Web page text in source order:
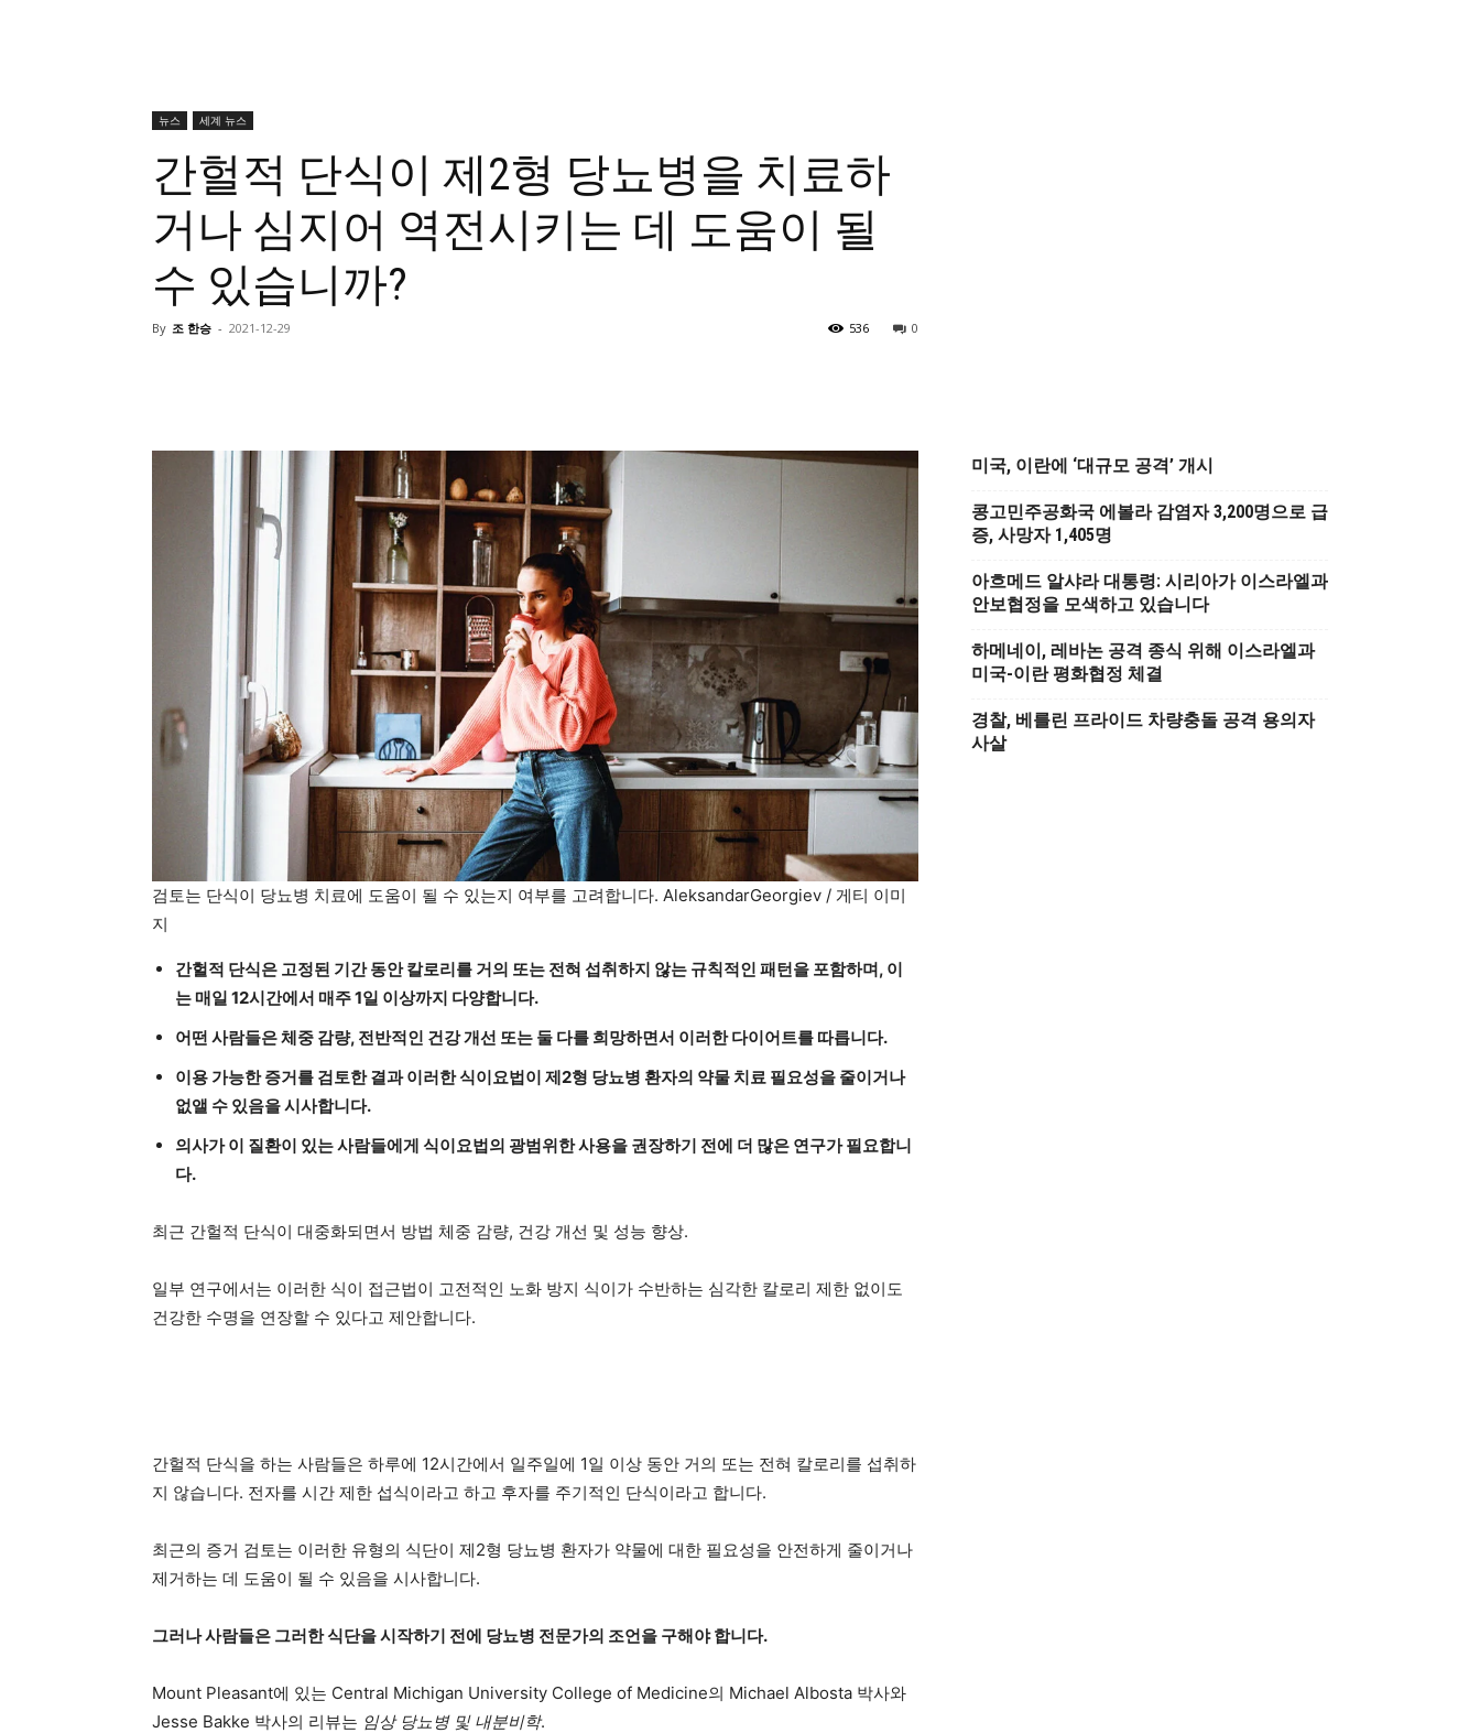
뉴스 세계 뉴스
간헐적 단식이 제2형 당뇨병을 치료하
거나 심지어 역전시키는 데 도움이 될
수 있습니까?
By 조 한승 - 2021-12-29 0
536
검토는 단식이 당뇨병 치료에 도움이 될 수 있는지 여부를 고려합니다. AleksandarGeorgiev / 게티 이미
지
간헐적 단식은 고정된 기간 동안 칼로리를 거의 또는 전혀 섭취하지 않는 규칙적인 패턴을 포함하며, 이
는 매일 12시간에서 매주 1일 이상까지 다양합니다.
어떤 사람들은 체중 감량, 전반적인 건강 개선 또는 둘 다를 희망하면서 이러한 다이어트를 따릅니다.
이용 가능한 증거를 검토한 결과 이러한 식이요법이 제2형 당뇨병 환자의 약물 치료 필요성을 줄이거나
없앨 수 있음을 시사합니다.
의사가 이 질환이 있는 사람들에게 식이요법의 광범위한 사용을 권장하기 전에 더 많은 연구가 필요합니
다.
최근 간헐적 단식이 대중화되면서 방법 체중 감량, 건강 개선 및 성능 향상.
일부 연구에서는 이러한 식이 접근법이 고전적인 노화 방지 식이가 수반하는 심각한 칼로리 제한 없이도
건강한 수명을 연장할 수 있다고 제안합니다.
간헐적 단식을 하는 사람들은 하루에 12시간에서 일주일에 1일 이상 동안 거의 또는 전혀 칼로리를 섭취하
지 않습니다. 전자를 시간 제한 섭식이라고 하고 후자를 주기적인 단식이라고 합니다.
최근의 증거 검토는 이러한 유형의 식단이 제2형 당뇨병 환자가 약물에 대한 필요성을 안전하게 줄이거나
제거하는 데 도움이 될 수 있음을 시사합니다.
그러나 사람들은 그러한 식단을 시작하기 전에 당뇨병 전문가의 조언을 구해야 합니다.
Mount Pleasant에 있는 Central Michigan University College of Medicine의 Michael Albosta 박사와
Jesse Bakke 박사의 리뷰는 임상 당뇨병 및 내분비학.
미국, 이란에 ‘대규모 공격’ 개시
콩고민주공화국 에볼라 감염자 3,200명으로 급
증, 사망자 1,405명
아흐메드 알샤라 대통령: 시리아가 이스라엘과
안보협정을 모색하고 있습니다
하메네이, 레바논 공격 종식 위해 이스라엘과
미국-이란 평화협정 체결
경찰, 베를린 프라이드 차량충돌 공격 용의자
사살